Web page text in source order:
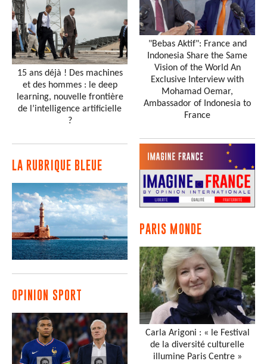
15 ans déjà ! Des machines
et des hommes : le deep
learning, nouvelle frontière
de l’intelligence artificielle
?
LA RUBRIQUE BLEUE
OPINION SPORT
"Bebas Aktif": France and
Indonesia Share the Same
Vision of the World An
Exclusive Interview with
Mohamad Oemar,
Ambassador of Indonesia to
France
PARIS MONDE
Carla Arigoni : « le Festival
de la diversité culturelle
illumine Paris Centre »